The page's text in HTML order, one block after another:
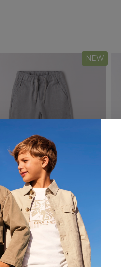
NEW
Sarabanda для
мальчиков
7 540 ₽